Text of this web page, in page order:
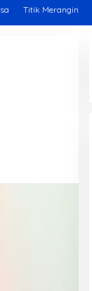
Titik Merangin